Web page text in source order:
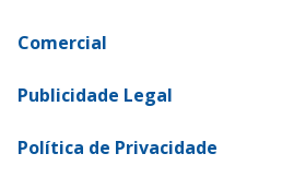
Comercial
Publicidade Legal
Política de Privacidade